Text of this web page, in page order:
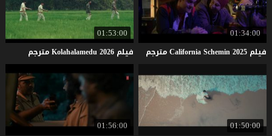
01:34:00
فيلم CaliforniaSchemin2025 مترجم
01:53:00
فيلم Kolahalamedu2026 مترجم
01:50:00
01:56:00